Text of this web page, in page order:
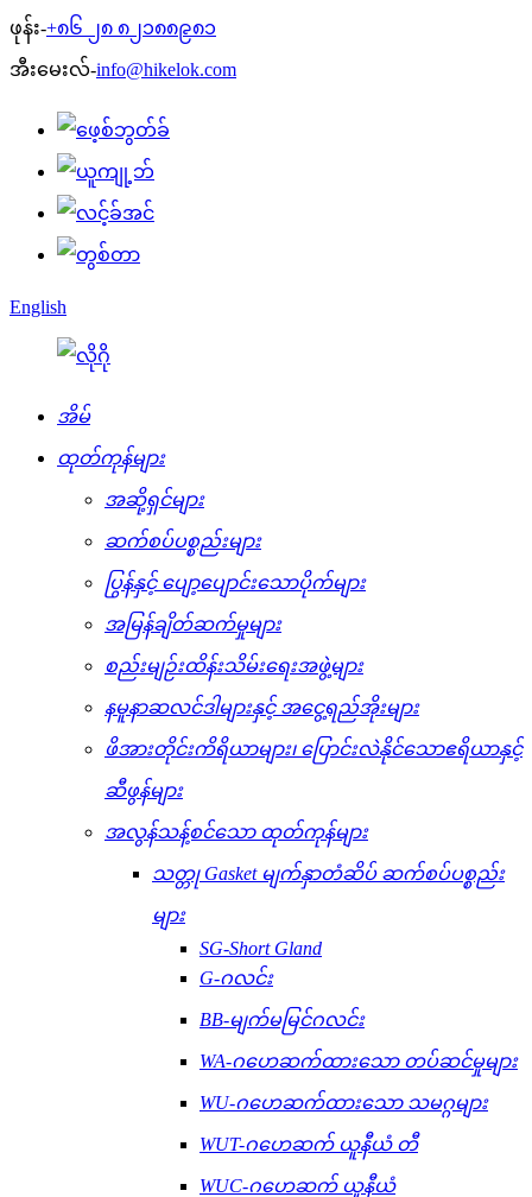
ဖုန်း-+၈၆ ၂၈ ၈၂၁၈၈၉၈၁
အီးမေးလ်-info@hikelok.com
English
အိမ်
ထုတ်ကုန်များ
အဆို့ရှင်များ
ဆက်စပ်ပစ္စည်းများ
ပြွန်နှင့် ပျော့ပျောင်းသောပိုက်များ
အမြန်ချိတ်ဆက်မှုများ
စည်းမျဉ်းထိန်းသိမ်းရေးအဖွဲ့များ
နမူနာဆလင်ဒါများနှင့် အငွေ့ရည်အိုးများ
ဖိအားတိုင်းကိရိယာများ၊ ပြောင်းလဲနိုင်သောဧရိယာနှင့်
ဆီဖွန်များ
အလွန်သန့်စင်သော ထုတ်ကုန်များ
သတ္တု Gasket မျက်နှာတံဆိပ် ဆက်စပ်ပစ္စည်း
များ
SG-Short Gland
G-ဂလင်း
BB-မျက်မမြင်ဂလင်း
WA-ဂဟေဆက်ထားသော တပ်ဆင်မှုများ
WU-ဂဟေဆက်ထားသော သမဂ္ဂများ
WUT-ဂဟေဆက် ယူနီယံ တီ
WUC-ဂဟေဆက် ယူနီယံ